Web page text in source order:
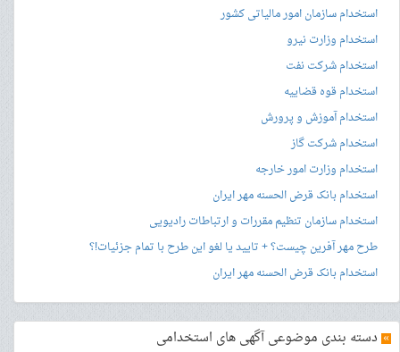
استخدام سازمان امور مالیاتی کشور
استخدام وزارت نیرو
استخدام شرکت نفت
استخدام قوه قضاییه
استخدام آموزش و پرورش
استخدام شرکت گاز
استخدام وزارت امور خارجه
استخدام بانک قرض الحسنه مهر ایران
استخدام سازمان تنظیم مقررات و ارتباطات رادیویی
طرح مهر آفرین چیست؟ + تایید یا لغو این طرح با تمام جزئیات!؟
استخدام بانک قرض الحسنه مهر ایران
» دسته بندی موضوعی آگهی های استخدامی